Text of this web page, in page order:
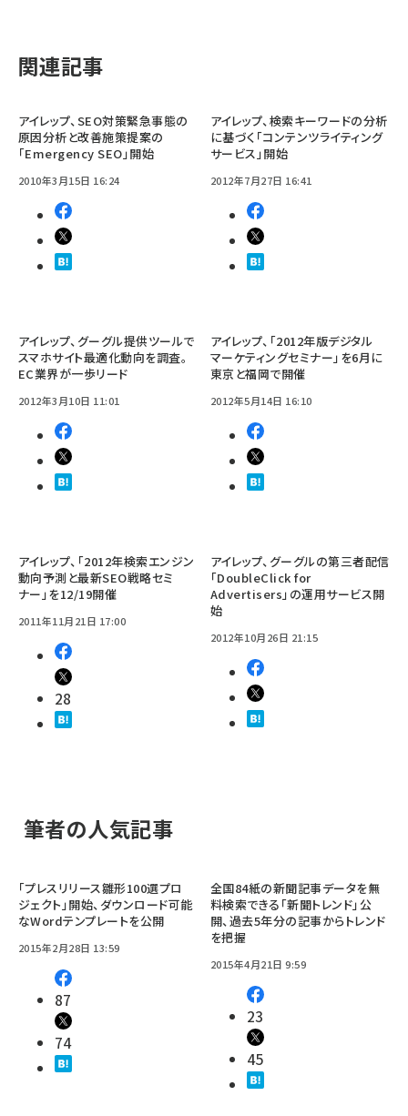
関連記事
アイレップ、SEO対策緊急事態の
原因分析と改善施策提案の
「Emergency SEO」開始
2010年3月15日 16:24
アイレップ、検索キーワードの分析
に基づく「コンテンツライティング
サービス」開始
2012年7月27日 16:41
アイレップ、グーグル提供ツールで
スマホサイト最適化動向を調査。
EC業界が一歩リード
2012年3月10日 11:01
アイレップ、「2012年版デジタル
マーケティングセミナー」を6月に
東京と福岡で開催
2012年5月14日 16:10
アイレップ、「2012年検索エンジン
動向予測と最新SEO戦略セミ
ナー」を12/19開催
2011年11月21日 17:00
28
アイレップ、グーグルの第三者配信
「DoubleClick for
Advertisers」の運用サービス開
始
2012年10月26日 21:15
筆者の人気記事
「プレスリリース雛形100選プロ
ジェクト」開始、ダウンロード可能
なWordテンプレートを公開
2015年2月28日 13:59
87
74
全国84紙の新聞記事データを無
料検索できる「新聞トレンド」公
開、過去5年分の記事からトレンド
を把握
2015年4月21日 9:59
23
45